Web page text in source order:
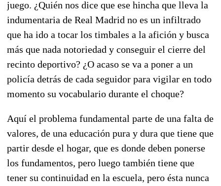
juego. ¿Quién nos dice que ese hincha que lleva la
indumentaria de Real Madrid no es un infiltrado
que ha ido a tocar los timbales a la afición y busca
más que nada notoriedad y conseguir el cierre del
recinto deportivo? ¿O acaso se va a poner a un
policía detrás de cada seguidor para vigilar en todo
momento su vocabulario durante el choque?
Aquí el problema fundamental parte de una falta de
valores, de una educación pura y dura que tiene que
partir desde el hogar, que es donde deben ponerse
los fundamentos, pero luego también tiene que
tener su continuidad en la escuela, pero ésta nunca